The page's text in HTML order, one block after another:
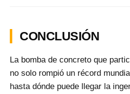
CONCLUSIÓN
La bomba de concreto que
no solo rompió un récord
hasta dónde puede llegar la